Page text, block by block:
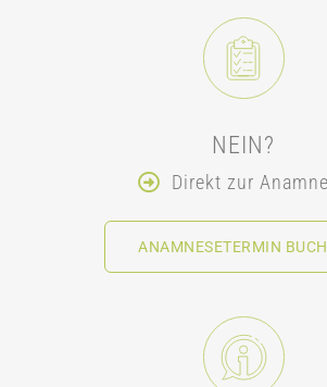
NEIN?
Direkt zur
ANAMNESETERMIN